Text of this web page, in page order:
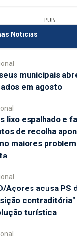
PUB
Notícias
municipais
em agosto
lixo espalhado e
de recolha
maiores
Açores acusa PS
contraditória"
turística